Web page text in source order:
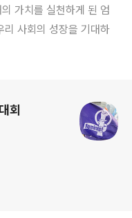
가치를 실천하게 된 엄
리 사회의 성장을 기대하
회